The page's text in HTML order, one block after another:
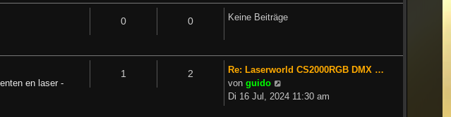
0 0 Keine Beiträge
en laser -
1 2
Re: Laserworld CS2000RGB DMX …
von guido
Beitrag
Di 16 Jul, 2024 11:30 am